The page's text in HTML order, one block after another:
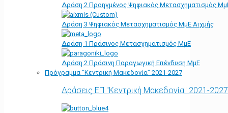
Δράση 2 Προηγμένος Ψηφιακός Μετασχηματισμός
Δράση 3 Ψηφιακός Μετασχηματισμός ΜμΕ Αιχμής
Δράση 1 Πράσινος Μετασχηματισμός ΜμΕ
Δράση 2 Πράσινη Παραγωγική Επένδυση ΜμΕ
Πρόγραμμα “Κεντρική Μακεδονία” 2021-2027
Δράσεις ΕΠ "Κεντρική Μακεδονία" 2021-2027